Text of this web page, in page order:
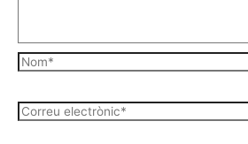
Nom*
Correu